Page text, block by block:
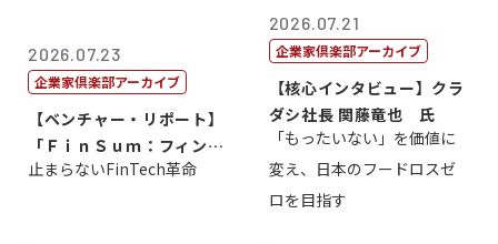
2026.07.23
企業家倶楽部アーカイブ
【ベンチャー・リポート】
「ＦｉｎＳｕｍ：フィンテ
ック・サミッ...
止まらないFinTech革命
2026.07.21
企業家倶楽部アーカイブ
【核心インタビュー】クラ
ダシ社長 関藤竜也 氏
「もったいない」を価値に
変え、日本のフードロスゼ
ロを目指す